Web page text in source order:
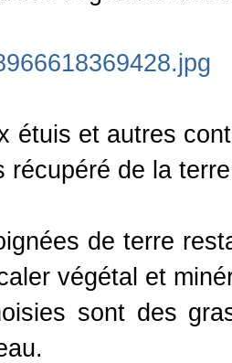
étuis et autres
récupéré de la
de terre
végétal et
sont des